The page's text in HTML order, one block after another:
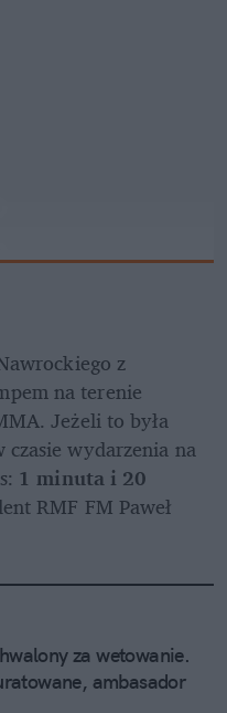
z
na terenie
Jeżeli to była
wydarzenia na
1 minuta i 20
RMF FM Paweł
za wetowanie.
ambasador